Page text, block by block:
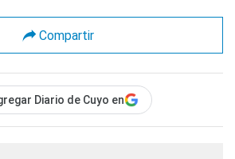
Compartir
Diario de Cuyo en